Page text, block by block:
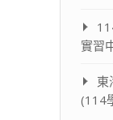
實習
東
(114